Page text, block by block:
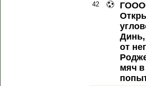
42
Динь,
от
мяч в